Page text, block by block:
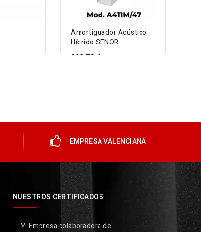
Amortiguador Acústico
Híbrido SENOR...
202,78 €
EMPRESA VALENCIANA
NUESTROS CERTIFICADOS
🏅 Empresa colaboradora de